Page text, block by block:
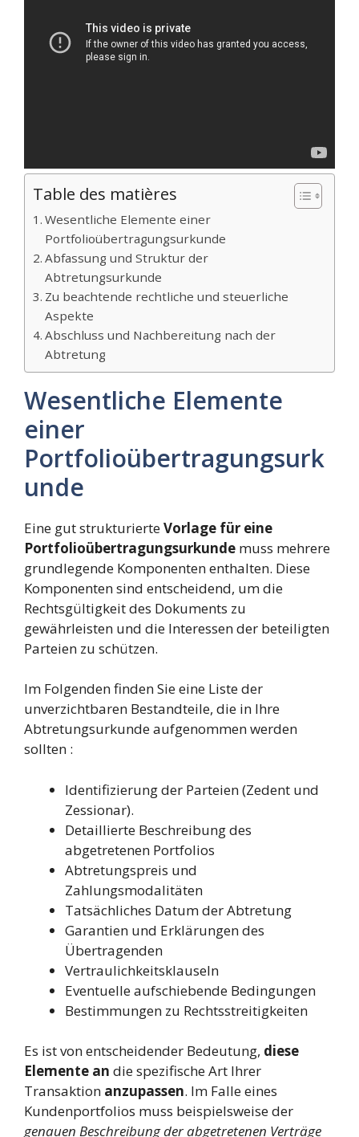
Table des matières
Wesentliche Elemente einer
Portfolioübertragungsurkunde
Abfassung und Struktur der
Abtretungsurkunde
Zu beachtende rechtliche und steuerliche
Aspekte
Abschluss und Nachbereitung nach der
Abtretung
Wesentliche Elemente
einer
Portfolioübertragungsurk
unde
Eine gut strukturierteVorlage für eine
Portfolioübertragungsurkunde muss mehrere
grundlegende Komponenten enthalten. Diese
Komponenten sind entscheidend, um die
Rechtsgültigkeit des Dokuments zu
gewährleisten und die Interessen der beteiligten
Parteien zu schützen.
Im Folgenden finden Sie eine Liste der
unverzichtbaren Bestandteile, die in Ihre
Abtretungsurkunde aufgenommen werden
sollten :
Identifizierung der Parteien (Zedent und
Zessionar).
Detaillierte Beschreibung des
abgetretenen Portfolios
Abtretungspreis und
Zahlungsmodalitäten
Tatsächliches Datum der Abtretung
Garantien und Erklärungen des
Übertragenden
Vertraulichkeitsklauseln
Eventuelle aufschiebende Bedingungen
Bestimmungen zu Rechtsstreitigkeiten
Es ist von entscheidender Bedeutung, diese
Elemente an die spezifische Art Ihrer
Transaktion anzupassen. Im Falle eines
Kundenportfolios muss beispielsweise der
genauen Beschreibung der abgetretenen Verträge